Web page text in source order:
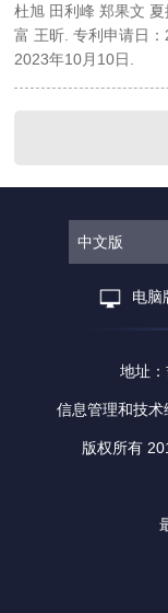
杜旭 田利峰 郑果文
富 王昕. 专利申请日
2023年10月10日.
中文版
电脑
地址
信息管理和技
版权所有